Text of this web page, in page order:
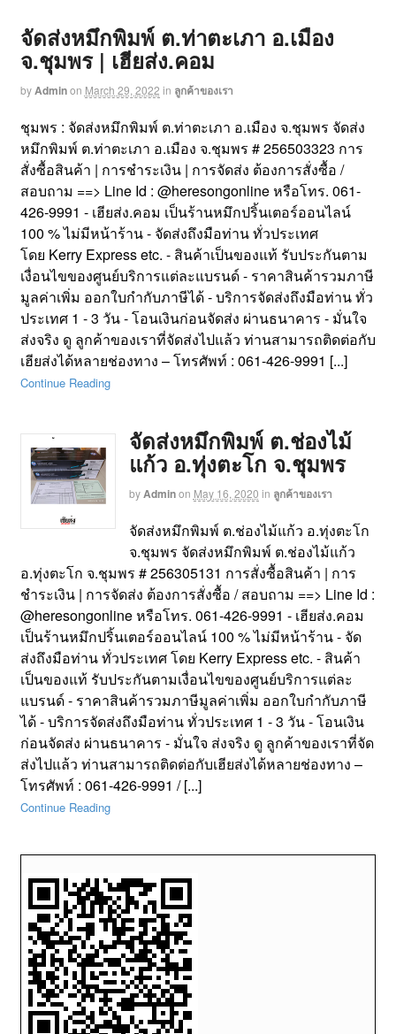
จัดส่งหมึกพิมพ์ ต.ท่าตะเภา อ.เมือง
จ.ชุมพร | เฮียส่ง.คอม
byAdminon March 29, 2022 in ลูกค้าของเรา
ชุมพร : จัดส่งหมึกพิมพ์ ต.ท่าตะเภา อ.เมือง จ.ชุมพร จัดส่ง
หมึกพิมพ์ ต.ท่าตะเภา อ.เมือง จ.ชุมพร # 256503323 การ
สั่งซื้อสินค้า | การชำระเงิน | การจัดส่ง ต้องการสั่งซื้อ /
สอบถาม ==> Line Id : @heresongonline หรือโทร. 061-
426-9991 - เฮียส่ง.คอม เป็นร้านหมึกปริ้นเตอร์ออนไลน์
100 % ไม่มีหน้าร้าน - จัดส่งถึงมือท่าน ทั่วประเทศ
โดย Kerry Express etc. - สินค้าเป็นของแท้ รับประกันตาม
เงื่อนไขของศูนย์บริการแต่ละแบรนด์ - ราคาสินค้ารวมภาษี
มูลค่าเพิ่ม ออกใบกำกับภาษีได้ - บริการจัดส่งถึงมือท่าน ทั่ว
ประเทศ 1 - 3 วัน - โอนเงินก่อนจัดส่ง ผ่านธนาคาร - มั่นใจ
ส่งจริง ดู ลูกค้าของเราที่จัดส่งไปแล้ว ท่านสามารถติดต่อกับ
เฮียส่งได้หลายช่องทาง – โทรศัพท์ : 061-426-9991 [...]
Continue Reading
จัดส่งหมึกพิมพ์ ต.ช่องไม้
แก้ว อ.ทุ่งตะโก จ.ชุมพร
by Adminon May 16, 2020 in ลูกค้าของเรา
จัดส่งหมึกพิมพ์ ต.ช่องไม้แก้ว อ.ทุ่งตะโก
จ.ชุมพร จัดส่งหมึกพิมพ์ ต.ช่องไม้แก้ว
อ.ทุ่งตะโก จ.ชุมพร # 256305131 การสั่งซื้อสินค้า | การ
ชำระเงิน | การจัดส่ง ต้องการสั่งซื้อ / สอบถาม ==> Line Id :
@heresongonline หรือโทร. 061-426-9991 - เฮียส่ง.คอม
เป็นร้านหมึกปริ้นเตอร์ออนไลน์ 100 % ไม่มีหน้าร้าน - จัด
ส่งถึงมือท่าน ทั่วประเทศ โดย Kerry Express etc. - สินค้า
เป็นของแท้ รับประกันตามเงื่อนไขของศูนย์บริการแต่ละ
แบรนด์ - ราคาสินค้ารวมภาษีมูลค่าเพิ่ม ออกใบกำกับภาษี
ได้ - บริการจัดส่งถึงมือท่าน ทั่วประเทศ 1 - 3 วัน - โอนเงิน
ก่อนจัดส่ง ผ่านธนาคาร - มั่นใจ ส่งจริง ดู ลูกค้าของเราที่จัด
ส่งไปแล้ว ท่านสามารถติดต่อกับเฮียส่งได้หลายช่องทาง –
โทรศัพท์ : 061-426-9991 / [...]
Continue Reading